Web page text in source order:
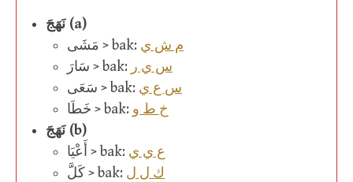
نَهَجَ (a)
مَشَى > bak: م ش ي
سَارَ > bak: س ي ر
سَعَى > bak: س ع ي
خَطَا > bak: خ ط و
نَهَجَ (b)
أَعْيَا > bak: ع ي ي
كَلَّ > bak: ك ل ل